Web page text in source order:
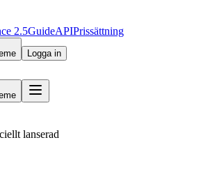
2.5GuideAPIPrissättning
Logga in
lanserad